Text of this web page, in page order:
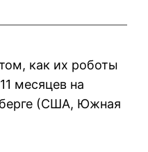
как их роботы
месяцев на
(США, Южная